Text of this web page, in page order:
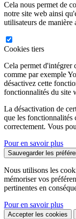
Cela nous permet de
notre site web ainsi
utilisateurs de manière
Cookies tiers
Cela permet d'intégrer
comme par exemple
désactivez cette
fonctionnalités du site
La désactivation de
que les fonctionnalités
correctement. Vous
Pour en savoir plus
Sauvegarder les
Nous utilisons les
mémoriser vos
pertinentes en
Pour en savoir plus
Accepter les cookies